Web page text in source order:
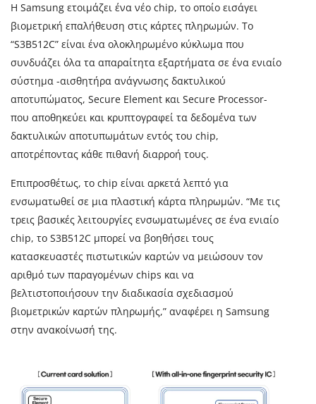
Η Samsung ετοιμάζει ένα νέο chip, το οποίο εισάγει
βιομετρική επαλήθευση στις κάρτες πληρωμών. Το
“S3B512C” είναι ένα ολοκληρωμένο κύκλωμα που
συνδυάζει όλα τα απαραίτητα εξαρτήματα σε ένα ενιαίο
σύστημα -αισθητήρα ανάγνωσης δακτυλικού
αποτυπώματος, Secure Element και Secure Processor-
που αποθηκεύει και κρυπτογραφεί τα δεδομένα των
δακτυλικών αποτυπωμάτων εντός του chip,
αποτρέποντας κάθε πιθανή διαρροή τους.
Επιπροσθέτως, το chip είναι αρκετά λεπτό για
ενσωματωθεί σε μια πλαστική κάρτα πληρωμών. “Με τις
τρεις βασικές λειτουργίες ενσωματωμένες σε ένα ενιαίο
chip, το S3B512C μπορεί να βοηθήσει τους
κατασκευαστές πιστωτικών καρτών να μειώσουν τον
αριθμό των παραγομένων chips και να
βελτιστοποιήσουν την διαδικασία σχεδιασμού
βιομετρικών καρτών πληρωμής,” αναφέρει η Samsung
στην ανακοίνωσή της.